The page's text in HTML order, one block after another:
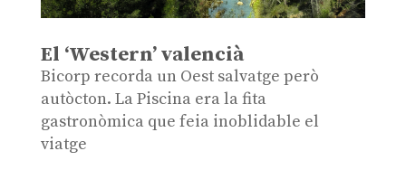
El ‘Western’ valencià
Bicorp recorda un Oest salvatge però
autòcton. La Piscina era la fita
gastronòmica que feia inoblidable el
viatge